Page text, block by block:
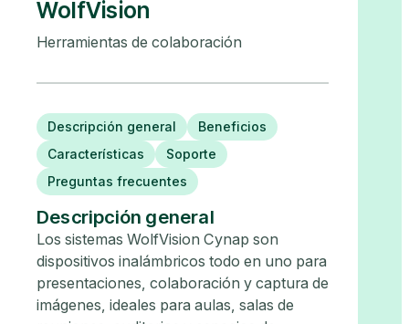
WolfVision
Herramientas de colaboración
Descripción general
Beneficios
Características
Soporte
Preguntas frecuentes
Descripción general
Los sistemas WolfVision Cynap son
dispositivos inalámbricos todo en uno para
presentaciones, colaboración y captura de
imágenes, ideales para aulas, salas de